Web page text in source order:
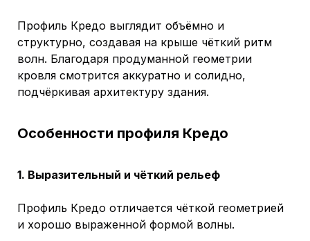
Профиль Кредо выглядит объёмно и
структурно, создавая на крыше чёткий ритм
волн. Благодаря продуманной геометрии
кровля смотрится аккуратно и солидно,
подчёркивая архитектуру здания.
Особенности профиля Кредо
1. Выразительный и чёткий рельеф
Профиль Кредо отличается чёткой геометрией
и хорошо выраженной формой волны.